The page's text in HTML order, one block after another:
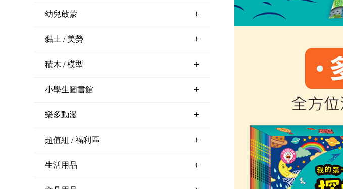
幼兒啟蒙 +
黏土 / 美勞 +
積木 / 模型 +
小學生圖書館 +
樂多動漫 +
超值組 / 福利區 +
生活用品 +